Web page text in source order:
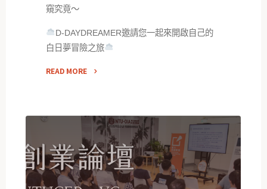
窺究竟～
D-DAYDREAMER邀請您一起來開啟自己的
白日夢冒險之旅
READ MORE